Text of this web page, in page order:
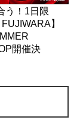
う！1日限
】
開催決